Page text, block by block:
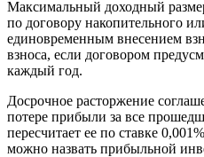
Максимальный доходный
по договору накопительного
единовременным внесением
взноса, если договором
каждый год.
Досрочное расторжение
потере прибыли за все
пересчитает ее по ставке
можно назвать прибыльной